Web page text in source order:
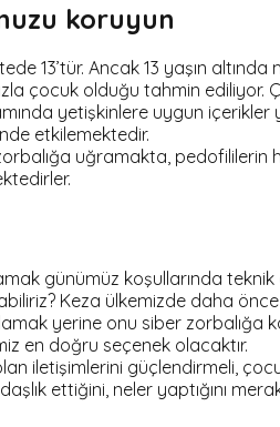
koruyun
13’tür. Ancak 13 yaşın
çocuk olduğu tahmin
yetişkinlere uygun
etkilemektedir.
uğramakta,
günümüz koşullarında
Keza ülkemizde daha
yerine onu siber zorbalığa
en doğru seçenek olacaktır.
iletişimlerini güçlendirmeli,
ettiğini, neler yaptığını